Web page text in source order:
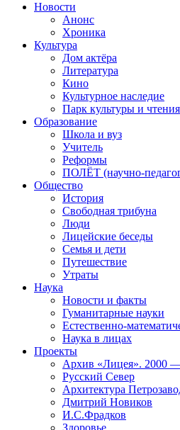
Новости
Анонс
Хроника
Культура
Дом актёра
Литература
Кино
Культурное наследие
Парк культуры и чтения
Образование
Школа и вуз
Учитель
Реформы
ПОЛЁТ (научно-
Общество
История
Свободная трибуна
Люди
Лицейские беседы
Семья и дети
Путешествие
Утраты
Наука
Новости и факты
Гуманитарные науки
Естественно-
Наука в лицах
Проекты
Архив «Лицея». 2000
Русский Север
Архитектура
Дмитрий Новиков
И.С.Фрадков